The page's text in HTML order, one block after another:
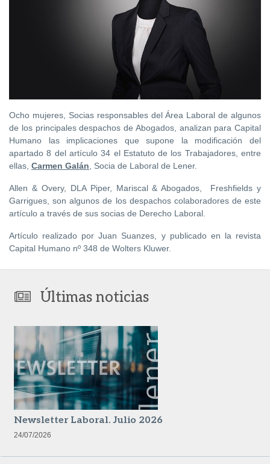
Ocho mujeres, Socias responsables del Área Laboral de algunos
de los principales despachos de Abogados, analizan para Capital
Humano las implicaciones que supone la modificación del
apartado 8 del artículo 34 el Estatuto de los Trabajadores, entre
ellas, Carmen Galán, Socia de Laboral de Lener.
Allen & Overy, DLA Piper, Mariscal & Abogados, Freshfields y
Garrigues, son algunos de los despachos colaboradores de este
artículo a través de sus socias de Derecho Laboral.
Artículo realizado por Juan Suanzes, y publicado en la revista
Capital Humano nº 348 de Wolters Kluwer.
Últimas noticias
Newsletter Laboral. Julio 2026
24/07/2026